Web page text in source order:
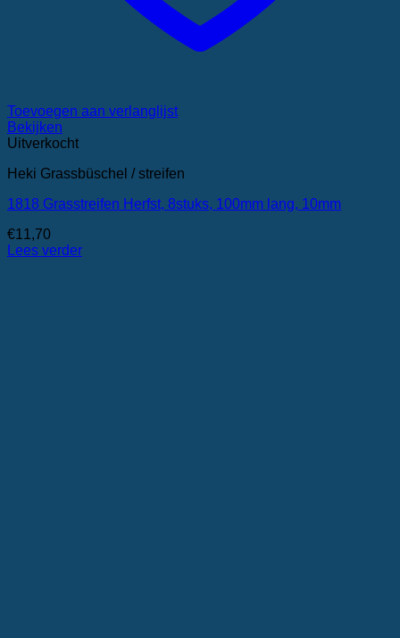
Toevoegen aan verlanglijst
Bekijken
Uitverkocht
Heki Grassbüschel / streifen
1818 Grasstreifen Herfst, 8stuks, 100mm lang, 10mm
€11,70
Lees verder